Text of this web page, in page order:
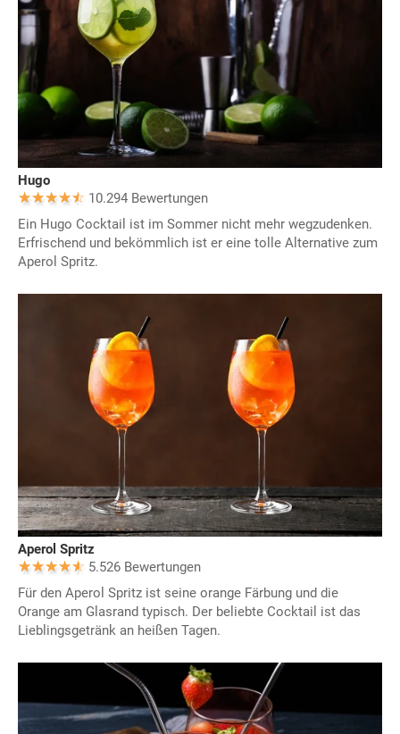
Hugo
10.294 Bewertungen
Ein Hugo Cocktail ist im Sommer nicht mehr wegzudenken.
Erfrischend und bekömmlich ist er eine tolle Alternative zum
Aperol Spritz.
Aperol Spritz
5.526 Bewertungen
Für den Aperol Spritz ist seine orange Färbung und die
Orange am Glasrand typisch. Der beliebte Cocktail ist das
Lieblingsgetränk an heißen Tagen.